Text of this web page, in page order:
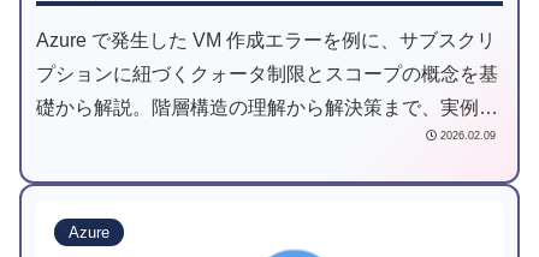
Azure で発生した VM 作成エラーを例に、サブスクリ
プションに紐づくクォータ制限とスコープの概念を基
礎から解説。階層構造の理解から解決策まで、実例を
2026.02.09
Azure